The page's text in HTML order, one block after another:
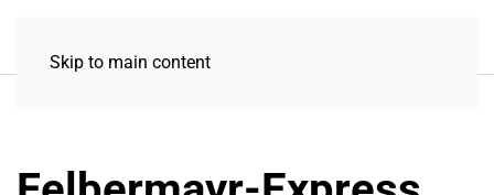
Skip to main content